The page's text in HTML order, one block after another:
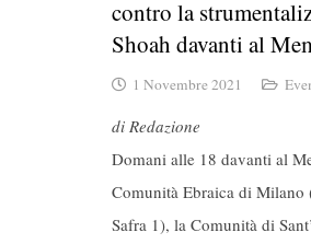
contro la
Shoah davanti al
1 Novembre 2021
di Redazione
Domani alle 18 davanti al
Comunità Ebraica di Milano
Safra 1), la Comunità di